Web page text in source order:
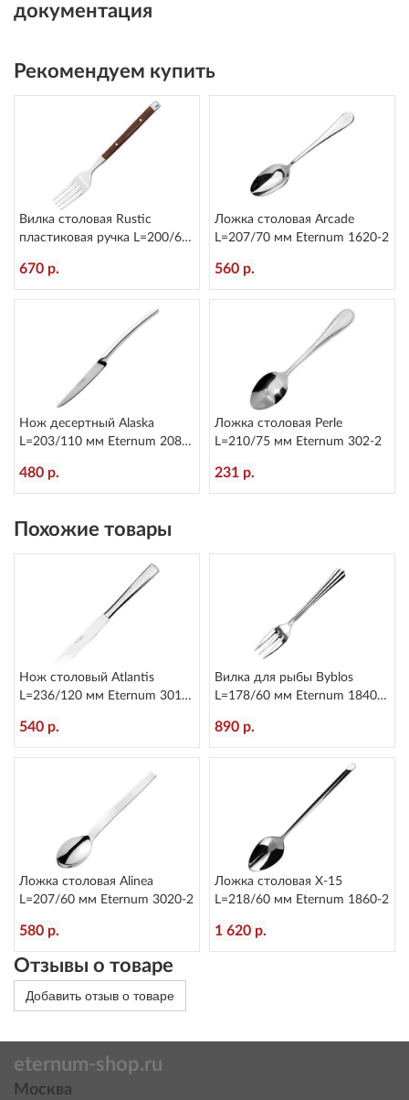
документация
Рекомендуем купить
Вилка столовая Rustic
пластиковая ручка L=200/60
670 р.
Ложка столовая Arcade
L=207/70 мм Eternum 1620-2
560 р.
Нож десертный Alaska
L=203/110 мм Eternum 2080-
480 р.
Ложка столовая Perle
L=210/75 мм Eternum 302-2
231 р.
Похожие товары
Нож столовый Atlantis
L=236/120 мм Eternum 3010-
540 р.
Вилка для рыбы Byblos
L=178/60 мм Eternum 1840-
890 р.
Ложка столовая Alinea
L=207/60 мм Eternum 3020-2
580 р.
Ложка столовая X-15
L=218/60 мм Eternum 1860-2
1 620 р.
Отзывы о товаре
Добавить отзыв о товаре
eternum-shop.ru
Москва